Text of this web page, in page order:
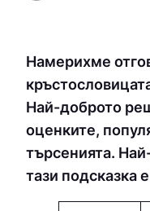
Намерихме
Най-доброто
оценките,
търсенията.
тази подсказка